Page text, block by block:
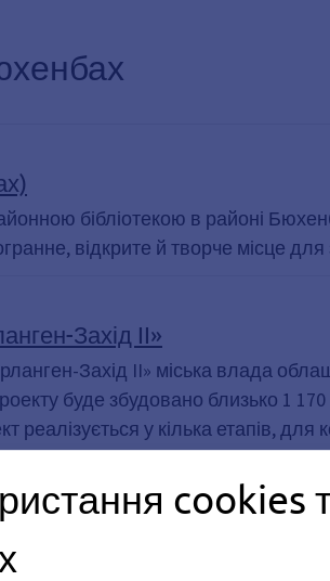
бібліотекою в районі
відкрите й творче місце для
Захід II»
Захід II» міська влада
буде збудовано близько 1
реалізується у кілька етапів,
зоні забудови, оформлює права
до забудови земельні
програми
що належать місту, не виставлені
cookies